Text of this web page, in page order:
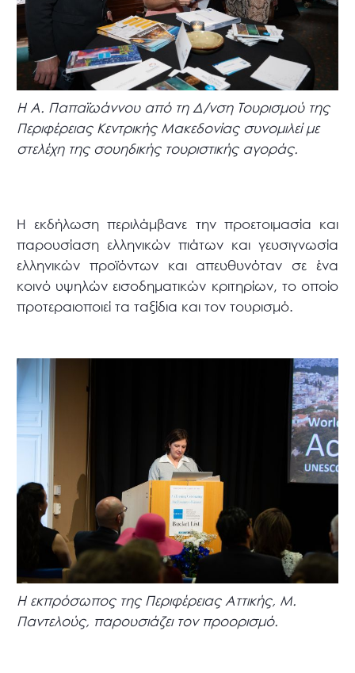
Η Α. Παπαϊωάννου από τη Δ/νση Τουρισμού της
Περιφέρειας Κεντρικής Μακεδονίας συνομιλεί με
στελέχη της σουηδικής τουριστικής αγοράς.
Η εκδήλωση περιλάμβανε την προετοιμασία και
παρουσίαση ελληνικών πιάτων και γευσιγνωσία
ελληνικών προϊόντων και απευθυνόταν σε ένα
κοινό υψηλών εισοδηματικών κριτηρίων, το οποίο
προτεραιοποιεί τα ταξίδια και τον τουρισμό.
Η εκπρόσωπος της Περιφέρειας Αττικής, Μ.
Παντελούς, παρουσιάζει τον προορισμό.